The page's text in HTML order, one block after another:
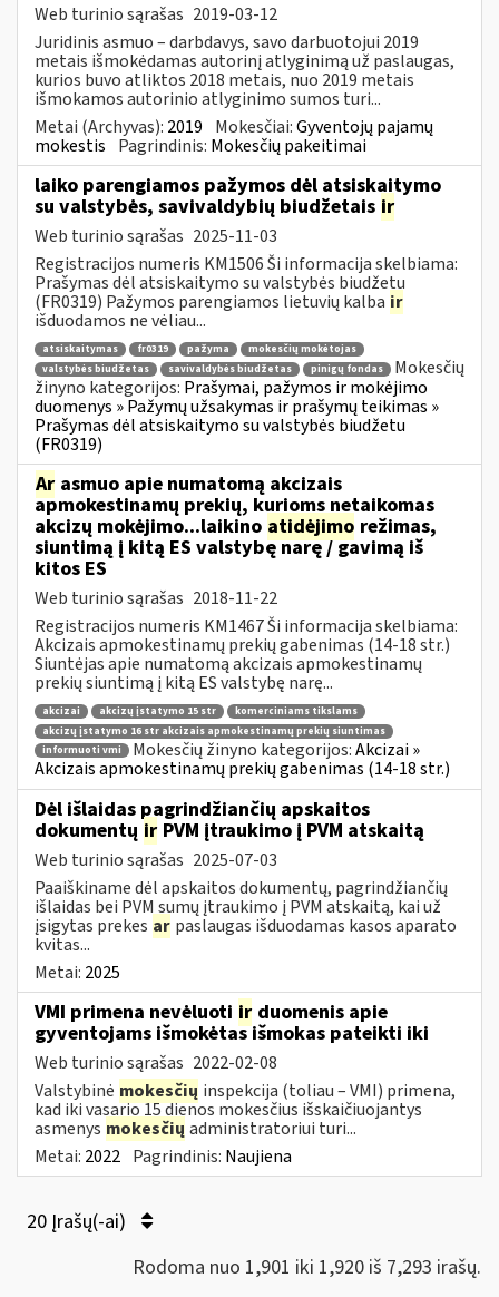
Web turinio sąrašas 2019-03-12
Juridinis asmuo – darbdavys, savo darbuotojui 2019
metais išmokėdamas autorinį atlyginimą už paslaugas,
kurios buvo atliktos 2018 metais, nuo 2019 metais
išmokamos autorinio atlyginimo sumos turi...
Metai (Archyvas): 2019 Mokesčiai:Gyventojų pajamų
mokestis Pagrindinis: Mokesčių pakeitimai
laiko parengiamos pažymos dėl atsiskaitymo
su valstybės, savivaldybių biudžetais ir
Web turinio sąrašas 2025-11-03
Registracijos numeris KM1506 Ši informacija skelbiama:
Prašymas dėl atsiskaitymo su valstybės biudžetu
(FR0319) Pažymos parengiamos lietuvių kalba ir
išduodamos ne vėliau...
atsiskaitymas fr0319 pažyma
mokesčių mokėtojas
valstybės biudžetas
savivaldybės biudžetas pinigų fondas
Mokesčių
žinyno kategorijos: Prašymai, pažymos ir mokėjimo
duomenys » Pažymų užsakymas ir prašymų teikimas »
Prašymas dėl atsiskaitymo su valstybės biudžetu
(FR0319)
Ar asmuo apie numatomą akcizais
apmokestinamų prekių, kurioms netaikomas
akcizų mokėjimo...laikino atidėjimo režimas,
siuntimą į kitą ES valstybę narę / gavimą iš
kitos ES
Web turinio sąrašas 2018-11-22
Registracijos numeris KM1467 Ši informacija skelbiama:
Akcizais apmokestinamų prekių gabenimas (14-18 str.)
Siuntėjas apie numatomą akcizais apmokestinamų
prekių siuntimą į kitą ES valstybę narę...
akcizai akcizų įstatymo 15 str
komerciniams tikslams
akcizų įstatymo 16 str akcizais apmokestinamų prekių siuntimas
informuoti vmi
Mokesčių žinyno kategorijos:Akcizai »
Akcizais apmokestinamų prekių gabenimas (14-18 str.)
Dėl išlaidas pagrindžiančių apskaitos
dokumentų ir PVM įtraukimo į PVM atskaitą
Web turinio sąrašas 2025-07-03
Paaiškiname dėl apskaitos dokumentų, pagrindžiančių
išlaidas bei PVM sumų įtraukimo į PVM atskaitą, kai už
įsigytas prekes ar paslaugas išduodamas kasos aparato
kvitas...
Metai: 2025
VMI primena nevėluoti ir duomenis apie
gyventojams išmokėtas išmokas pateikti iki
Web turinio sąrašas 2022-02-08
Valstybinė mokesčių inspekcija (toliau – VMI) primena,
kad iki vasario 15 dienos mokesčius išskaičiuojantys
asmenys mokesčių administratoriui turi...
Metai: 2022 Pagrindinis: Naujiena
20 Įrašų(-ai)
Rodoma nuo 1,901 iki 1,920 iš 7,293 irašų.